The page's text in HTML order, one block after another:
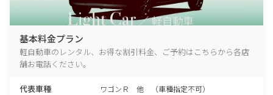
基本料金プラン
軽自動車のレンタル、お得な割引料金、ご予約はこちらから各店
舗お電話ください。
代表車種 ワゴンＲ 他 （車種指定不可）